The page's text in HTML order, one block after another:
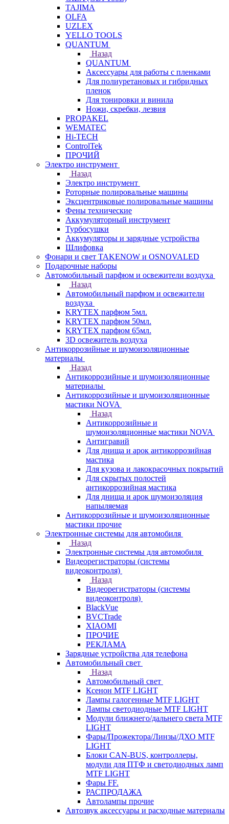
TAJIMA
OLFA
UZLEX
YELLO TOOLS
QUANTUM
Назад
QUANTUM
Аксессуары для работы с пленками
Для полиуретановых и гибридных
пленок
Для тонировки и винила
Ножи, скребки, лезвия
PROPAKEL
WEMATEC
Hi-TECH
ControlTek
ПРОЧИЙ
Электро инструмент
Назад
Электро инструмент
Роторные полировальные машины
Эксцентриковые полировальные машины
Фены технические
Аккумуляторный инструмент
Турбосушки
Аккумуляторы и зарядные устройства
Шлифовка
Фонари и свет TAKENOW и OSNOVALED
Подарочные наборы
Автомобильный парфюм и освежители воздуха
Назад
Автомобильный парфюм и освежители
воздуха
KRYTEX парфюм 5мл.
KRYTEX парфюм 50мл.
KRYTEX парфюм 65мл.
3D освежитель воздуха
Антикоррозийные и шумоизоляционные
материалы
Назад
Антикоррозийные и шумоизоляционные
материалы
Антикоррозийные и шумоизоляционные
мастики NOVA
Назад
Антикоррозийные и
шумоизоляционные мастики NOVA
Антигравий
Для днища и арок антикоррозийная
мастика
Для кузова и лакокрасочных покрытий
Для скрытых полостей
антикоррозийная мастика
Для днища и арок шумоизоляция
напыляемая
Антикоррозийные и шумоизоляционные
мастики прочие
Электронные системы для автомобиля
Назад
Электронные системы для автомобиля
Видеорегистраторы (системы
видеоконтроля)
Назад
Видеорегистраторы (системы
видеоконтроля)
BlackVue
BVCTrade
XIAOMI
ПРОЧИЕ
РЕКЛАМА
Зарядные устройства для телефона
Автомобильный свет
Назад
Автомобильный свет
Ксенон MTF LIGHT
Лампы галогенные MTF LIGHT
Лампы светодиодные MTF LIGHT
Модули ближнего/дальнего света MTF
LIGHT
Фары/Прожектора/Линзы/ДХО MTF
LIGHT
Блоки CAN-BUS, контроллеры,
модули для ПТФ и светодиодных ламп
MTF LIGHT
Фары FF.
РАСПРОДАЖА
Автолампы прочие
Автозвук аксессуары и расходные материалы